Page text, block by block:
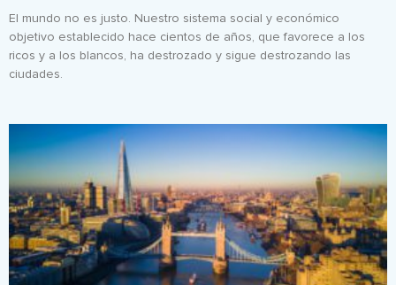
El mundo no es justo. Nuestro sistema social y económico
objetivo establecido hace cientos de años, que favorece a los
ricos y a los blancos, ha destrozado y sigue destrozando las
ciudades.